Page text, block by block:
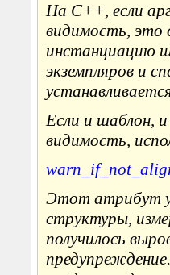
На C++, если
видимость, это
инстанциацию
экземпляров и
Если и шаблон,
видимость,
Этот атрибут
структуры,
получилось